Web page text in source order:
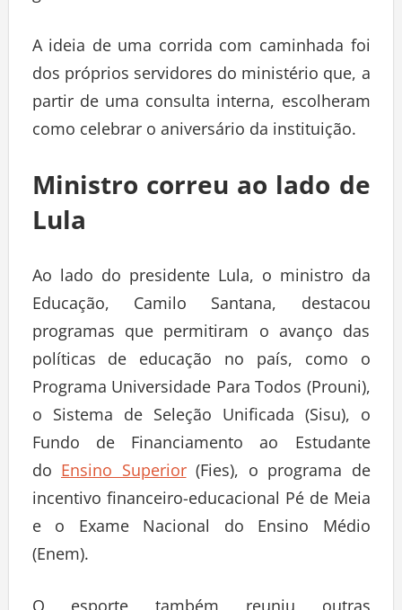
A ideia de uma corrida com caminhada foi
dos próprios servidores do ministério que, a
partir de uma consulta interna, escolheram
como celebrar o aniversário da instituição.
Ministro correu ao lado de
Lula
Ao lado do presidente Lula, o ministro da
Educação, Camilo Santana, destacou
programas que permitiram o avanço das
políticas de educação no país, como o
Programa Universidade Para Todos (Prouni),
o Sistema de Seleção Unificada (Sisu), o
Fundo de Financiamento ao Estudante
do Ensino Superior(Fies), o programa de
incentivo financeiro-educacional Pé de Meia
e o Exame Nacional do Ensino Médio
(Enem).